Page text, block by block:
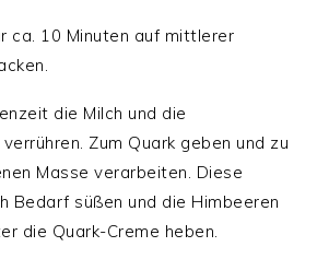
ca. 10 Minuten auf mittlerer
die Milch und die
Zum Quark geben und zu
Masse verarbeiten. Diese
Bedarf süßen und die Himbeeren
die Quark-Creme heben.